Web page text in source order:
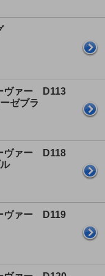
ヴァー D113
ゼブラ
ヴァー D118
ヴァー D119